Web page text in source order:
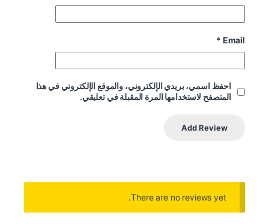
Email
*
احفظ اسمي، بريدي الإلكتروني، والموقع الإلكتروني في هذا
المتصفح لاستخدامها المرة المقبلة في تعليقي.
There are no reviews yet.